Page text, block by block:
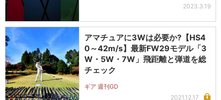
2023.3.19
アマチュアに3Wは必要か?【HS4
0～42m/s】最新FW29モデル「3
W・5W・7W」飛距離と弾道を総
チェック
ギア 週刊GD
2021.12.17